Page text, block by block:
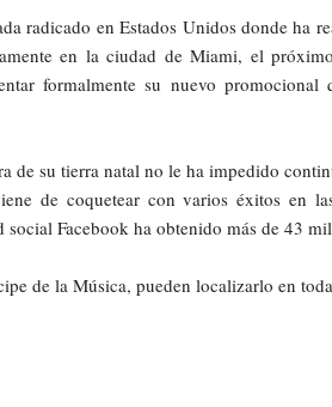
radicado en Estados Unidos donde ha
en la ciudad de Miami, el
formalmente su nuevo
de su tierra natal no le ha impedido
de coquetear con varios éxitos en
Facebook ha obtenido más de 43
de la Música, pueden localizarlo en